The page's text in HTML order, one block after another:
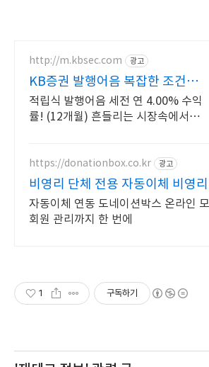
http://m.kbsec.com 광고
KB증권 발행어음 복잡한 조건없
이 누구나
적립식 발행어음 세전 연 4.00% 수익
률! (12개월) 흔들리는 시장속에서도
https://donationbox.co.kr 광고
비영리 단체 전용 자동이체 비영
플랫폼
자동이체 연동 도네이션박스 온라인
회원 관리까지 한 번에
1 구독하기